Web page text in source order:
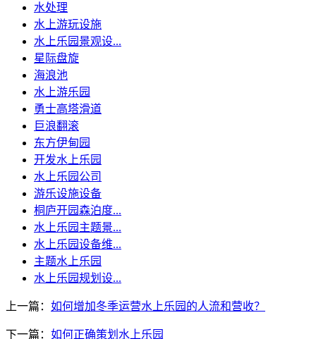
水处理
水上游玩设施
水上乐园景观设...
星际盘旋
海浪池
水上游乐园
勇士高塔滑道
巨浪翻滚
东方伊甸园
开发水上乐园
水上乐园公司
游乐设施设备
桐庐开园森泊度...
水上乐园主题景...
水上乐园设备维...
主题水上乐园
水上乐园规划设...
上一篇： 如何增加冬季运营水上乐园的人流和营收？
下一篇： 如何正确策划水上乐园